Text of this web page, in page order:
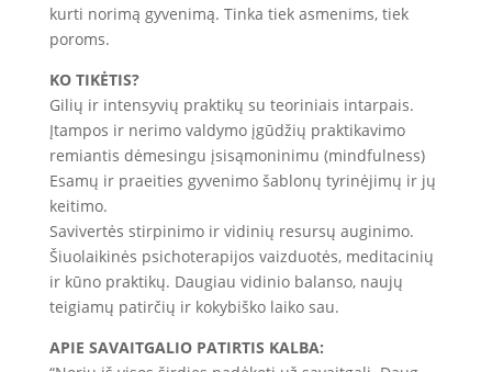
kurti norimą gyvenimą. Tinka tiek asmenims, tiek
poroms.
KO TIKĖTIS?
Gilių ir intensyvių praktikų su teoriniais intarpais.
Įtampos ir nerimo valdymo įgūdžių praktikavimo
remiantis dėmesingu įsisąmoninimu (mindfulness)
Esamų ir praeities gyvenimo šablonų tyrinėjimų ir jų
keitimo.
Savivertės stirpinimo ir vidinių resursų auginimo.
Šiuolaikinės psichoterapijos vaizduotės, meditacinių
ir kūno praktikų. Daugiau vidinio balanso, naujų
teigiamų patirčių ir kokybiško laiko sau.
APIE SAVAITGALIO PATIRTIS KALBA: